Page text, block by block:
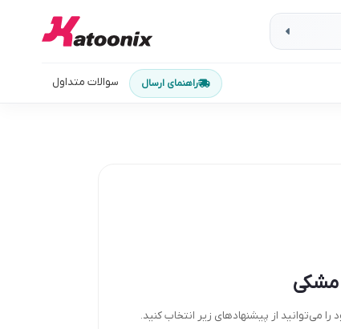
راهنمای ارسال سوالات متداول
مشکی
می‌توانید از پیشنهادهای زیر انتخاب کنید.